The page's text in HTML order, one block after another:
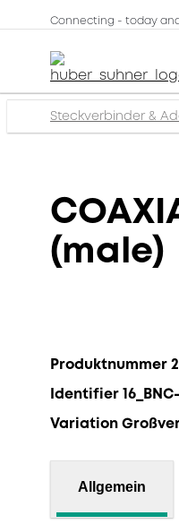
Connecting - today
Steckverbinder &
(male)
Produktnummer
Identifier
Variation
Allgemein